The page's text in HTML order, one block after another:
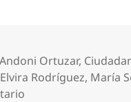
Etiquetas
Andoni Ortuzar,
Elvira Rodríguez, María